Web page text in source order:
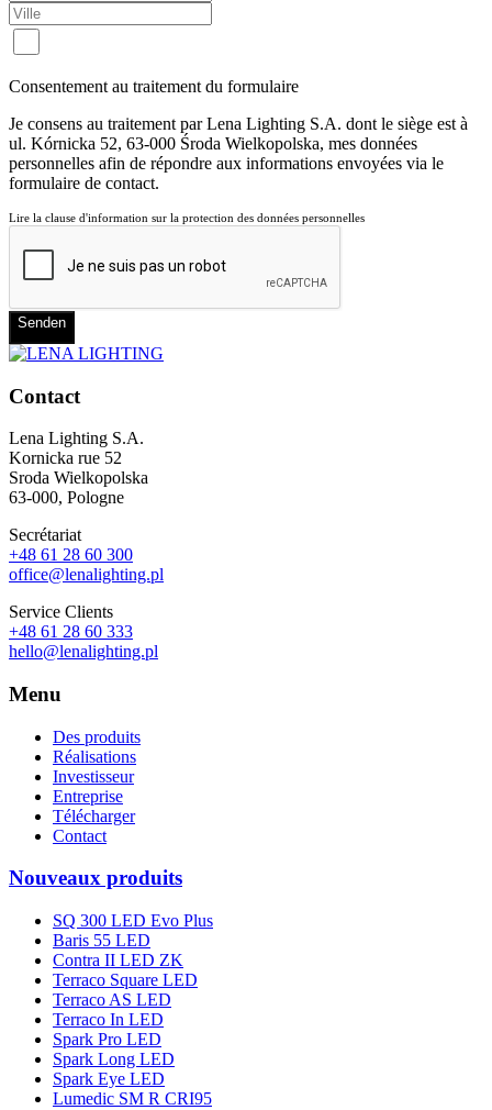
Consentement au traitement du formulaire
Je consens au traitement par Lena Lighting S.A. dont le siège est à
ul. Kórnicka 52, 63-000 Środa Wielkopolska, mes données
personnelles afin de répondre aux informations envoyées via le
formulaire de contact.
Lire la clause d'information sur la protection des données personnelles
Senden
Contact
Lena Lighting S.A.
Kornicka rue 52
Sroda Wielkopolska
63-000, Pologne
Secrétariat
+48 61 28 60 300
office@lenalighting.pl
Service Clients
+48 61 28 60 333
hello@lenalighting.pl
Menu
Des produits
Réalisations
Investisseur
Entreprise
Télécharger
Contact
Nouveaux produits
SQ 300 LED Evo Plus
Baris 55 LED
Contra II LED ZK
Terraco Square LED
Terraco AS LED
Terraco In LED
Spark Pro LED
Spark Long LED
Spark Eye LED
Lumedic SM R CRI95